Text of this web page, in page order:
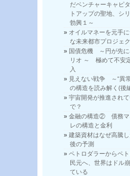
だベンチャーキャピ
トアップの聖地、シ
勃興１～
オイルマネーを元手
な未来都市プロジェ
国債危機 ～円が先に
リオ ～ 極めて不安
入
見えない戦争 ～“異
の構造を読み解く(後
宇宙開発が推進され
で？
金融の構造② 債務マ
レの構造と金利
建築資材はなぜ高騰
後の予測
ペトロダラーからペ
民元へ、世界はドル
ている